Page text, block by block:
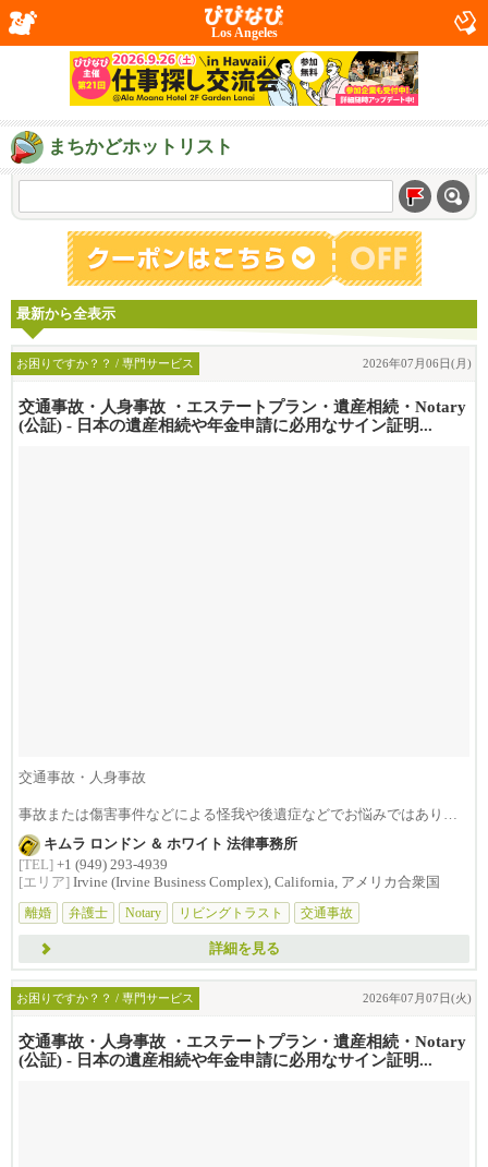
Los Angeles
まちかどホットリスト
最新から全表示
お困りですか？？ / 専門サービス 2026年07月06日(月)
交通事故・人身事故 ・エステートプラン・遺産相続・Notary
(公証) - 日本の遺産相続や年金申請に必用なサイン証明...
交通事故・人身事故
事故または傷害事件などによる怪我や後遺症などでお悩みではありま
せんか？損害賠償は治療費...
キムラ ロンドン ＆ ホワイト 法律事務所
[TEL] +1 (949) 293-4939
[エリア] Irvine (Irvine Business Complex), California, アメリカ合衆国
離婚
弁護士 Notary リビングトラスト 交通事故
詳細を見る
お困りですか？？ / 専門サービス 2026年07月07日(火)
交通事故・人身事故 ・エステートプラン・遺産相続・Notary
(公証) - 日本の遺産相続や年金申請に必用なサイン証明...